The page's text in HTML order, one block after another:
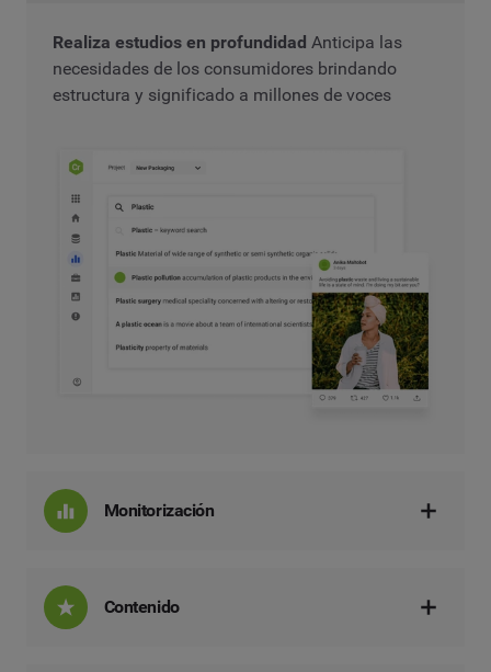
Realiza estudios en profundidad Anticipa las
necesidades de los consumidores brindando
estructura y significado a millones de voces
Monitorización
Contenido